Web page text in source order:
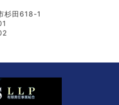
杉田618-1